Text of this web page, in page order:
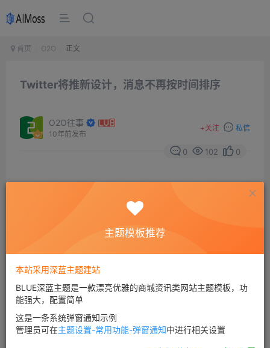
首页 O2O 正文
Twitter将推新设计，消息不再按时间排序
O2O往事
10年前发布
+关注 私信
0 102 0
展示方式进行调整，推出基于算法的时间线。未来，
逆序来排列。目前尚不清楚，Twitter是会强制用户转向新
用户。BuzzFeed去年6月曾刊文称，基于算法的时间线将
帮助Twitter更好地展示热门内容，解决Twitter消息中“信
噪比”的问题。
主题模板推荐
本站采用深蓝主题建站
BLUE深蓝主题是一款漂亮优雅的商城资讯类网站主题模板，功
能强大，配置简单
这是一条系统弹窗通知示例
管理员可在主题设置-常用功能-弹窗通知中进行相关设置